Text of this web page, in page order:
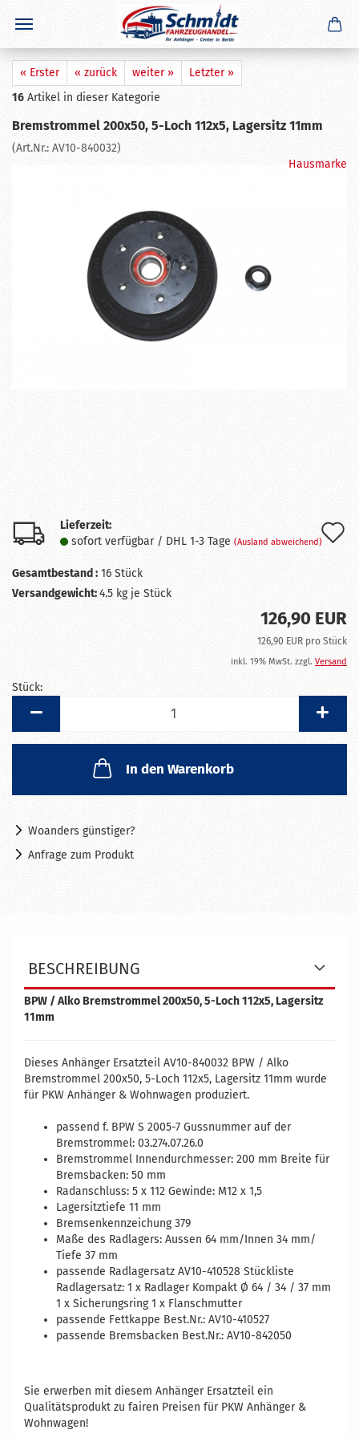
« Erster « zurück weiter »
Letzter »
16 Artikel in dieser Kategorie
Bremstrommel 200x50, 5-Loch 112x5, Lagersitz 11mm
(Art.Nr.: AV10-840032)
Hausmarke
Lieferzeit:
sofort verfügbar / DHL 1-3 Tage (Ausland abweichend)
Gesamtbestand : 16 Stück
Versandgewicht:4.5 kg je Stück
126,90 EUR
126,90 EUR pro Stück
inkl. 19% MwSt. zzgl. Versand
Stück:
In den Warenkorb
Woanders günstiger?
Anfrage zum Produkt
BESCHREIBUNG
BPW / Alko Bremstrommel 200x50, 5-Loch 112x5, Lagersitz
11mm
Dieses Anhänger Ersatzteil AV10-840032 BPW / Alko
Bremstrommel 200x50, 5-Loch 112x5, Lagersitz 11mm wurde
für PKW Anhänger & Wohnwagen produziert.
passend f. BPW S 2005-7 Gussnummer auf der
Bremstrommel: 03.274.07.26.0
Bremstrommel Innendurchmesser: 200 mm Breite für
Bremsbacken: 50 mm
Radanschluss: 5 x 112 Gewinde: M12 x 1,5
Lagersitztiefe 11 mm
Bremsenkennzeichung 379
Maße des Radlagers: Aussen 64 mm/Innen 34 mm/
Tiefe 37 mm
passende Radlagersatz AV10-410528 Stückliste
Radlagersatz: 1 x Radlager Kompakt Ø 64 / 34 / 37 mm
1 x Sicherungsring 1 x Flanschmutter
passende Fettkappe Best.Nr.: AV10-410527
passende Bremsbacken Best.Nr.: AV10-842050
Sie erwerben mit diesem Anhänger Ersatzteil ein
Qualitätsprodukt zu fairen Preisen für PKW Anhänger &
Wohnwagen!
×
GERADE GEKAUFT
Bernau bei BerlinhatFettkappe - Staubkappe 48
mmgekauft
Ausblenden